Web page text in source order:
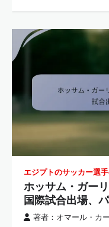
エジプトのサッカー選
ホッサム・ガー
国際試合出場、
著者：オマール・カ